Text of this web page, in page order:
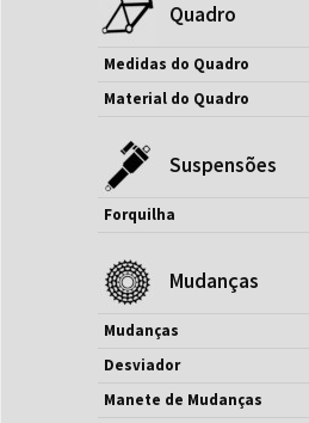
Quadro
Medidas do Quadro
Material do Quadro
Suspensões
Forquilha
Mudanças
Mudanças
Desviador
Manete de Mudanças